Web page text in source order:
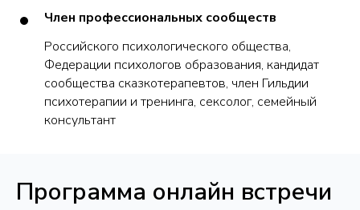
Член профессиональных сообществ
Российского психологического общества,
Федерации психологов образования, кандидат
сообщества сказкотерапевтов, член Гильдии
психотерапии и тренинга, сексолог, семейный
консультант
Программа онлайн встречи